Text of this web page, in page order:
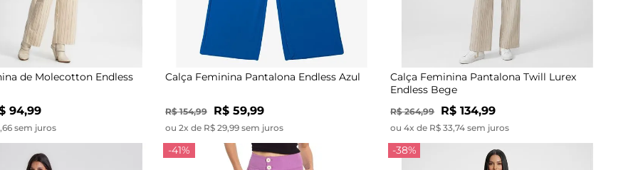
de Molecotton Endless
94,99
sem juros
Calça Feminina Pantalona Endless Azul
R$ 154,99 R$ 59,99
ou 2x de R$ 29,99 sem juros
Calça Feminina Pantalona Twill Lurex
Endless Bege
R$ 264,99 R$ 134,99
ou 4x de R$ 33,74 sem juros
-41% -38%